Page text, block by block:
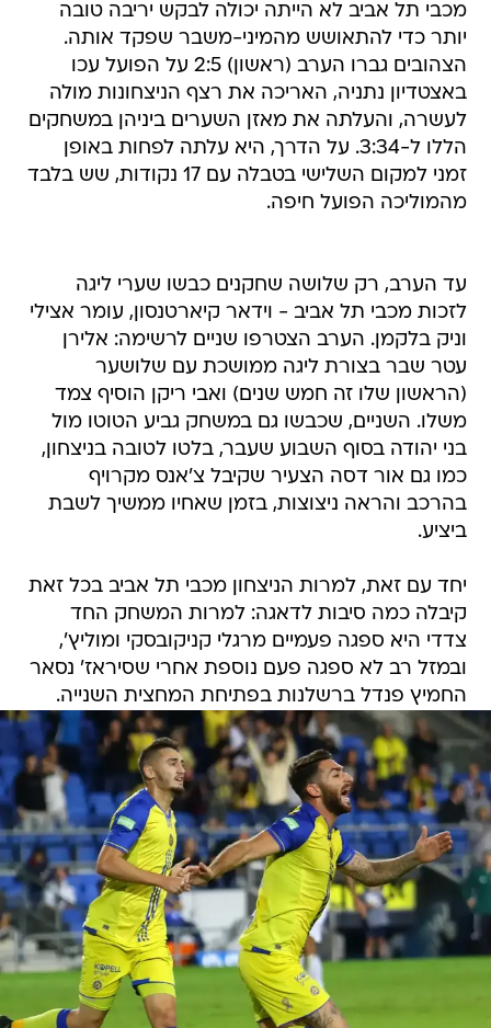
מכבי תל אביב לא הייתה יכולה לבקש יריבה טובה
יותר כדי להתאושש מהמיני-משבר שפקד אותה.
הצהובים גברו הערב (ראשון) 2:5 על הפועל עכו
באצטדיון נתניה, האריכה את רצף הניצחונות מולה
לעשרה, והעלתה את מאזן השערים ביניהן במשחקים
הללו ל-3:34. על הדרך, היא עלתה לפחות באופן
זמני למקום השלישי בטבלה עם 17 נקודות, שש בלבד
מהמוליכה הפועל חיפה.
עד הערב, רק שלושה שחקנים כבשו שערי ליגה
לזכות מכבי תל אביב - וידאר קיארטנסון, עומר אצילי
וניק בלקמן. הערב הצטרפו שניים לרשימה: אלירן
עטר שבר בצורת ליגה ממושכת עם שלושער
(הראשון שלו זה חמש שנים) ואבי ריקן הוסיף צמד
משלו. השניים, שכבשו גם במשחק גביע הטוטו מול
בני יהודה בסוף השבוע שעבר, בלטו לטובה בניצחון,
כמו גם אור דסה הצעיר שקיבל צ'אנס מקרויף
בהרכב והראה ניצוצות, בזמן שאחיו ממשיך לשבת
ביציע.
יחד עם זאת, למרות הניצחון מכבי תל אביב בכל זאת
קיבלה כמה סיבות לדאגה: למרות המשחק החד
צדדי היא ספגה פעמיים מרגלי קניקובסקי ומוליץ',
ובמזל רב לא ספגה פעם נוספת אחרי שסיראז' נסאר
החמיץ פנדל ברשלנות בפתיחת המחצית השנייה.